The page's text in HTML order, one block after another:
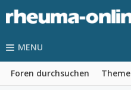
MENU
Foren durchsuchen